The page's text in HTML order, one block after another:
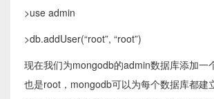
>use admin
>db.addUser(“root”, “root”)
现在我们为mongodb的admin数据库添加一
也是root，mongodb可以为每个数据库都建